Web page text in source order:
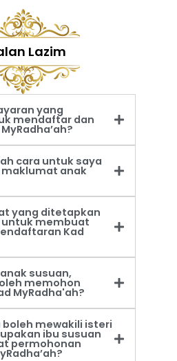
Lazim
yang
mendaftar dan
cara untuk saya
anak
yang ditetapkan
untuk membuat
Kad
susuan,
memohon
MyRadha'ah?
boleh mewakili isteri
ibu susuan
permohonan